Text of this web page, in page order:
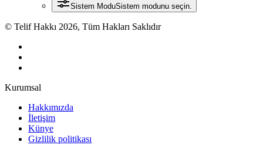
Sistem ModuSistem modunu seçin.
© Telif Hakkı 2026, Tüm Hakları Saklıdır
Kurumsal
Hakkımızda
İletişim
Künye
Gizlilik politikası